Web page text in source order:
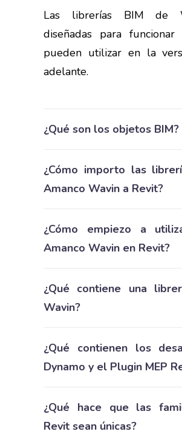
Las librerías BIM de
diseñadas para
pueden utilizar en la
adelante.
¿Qué son los objetos BIM?
¿Cómo importo las
Amanco Wavin a Revit?
¿Cómo empiezo a
Amanco Wavin en Revit?
¿Qué contiene una
Wavin?
¿Qué contienen los
Dynamo y el Plugin MEP
¿Qué hace que las
Revit sean únicas?